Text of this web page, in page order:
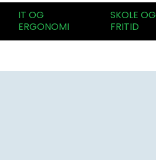
IT OG
ERGONOMI
SKOLE OG
FRITID